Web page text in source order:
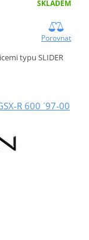
SKLADEM
Porovnat
typu SLIDER
R 600 ´97-00